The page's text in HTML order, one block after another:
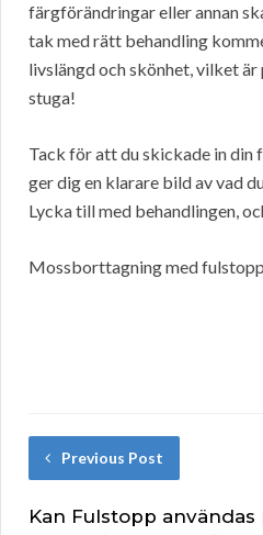
färgförändringar eller annan
tak med rätt behandling
livslängd och skönhet, vilket
stuga!
Tack för att du skickade in din
ger dig en klarare bild av vad
Lycka till med behandlingen,
Mossborttagning med fulstopp
Previous Post
Kan Fulstopp